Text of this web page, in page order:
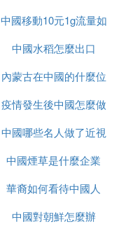
中國移動10元1g流量如
何取消
中國水稻怎麼出口
內蒙古在中國的什麼位
置
疫情發生後中國怎麼做
的
中國哪些名人做了近視
手術
中國煙草是什麼企業
華裔如何看待中國人
中國對朝鮮怎麼辦